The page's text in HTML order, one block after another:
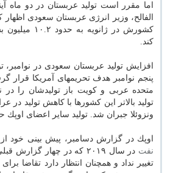
اما مقرر است تولید عربستان در دو ماه
الفالح، وزیر انرژی عربستان سعودی اظهار
كشورش در
كند.
افزایش تولید عربستان سعودی در نوامبر،
پنجم نوامبر هدف تحریمهای آمریكا قرار
متحده عربی و كویت باز تولیدشان را در
تولید بالاتر این كشورها با كاهش تولید در
ونزوئلا جبران شد. تولید سایر اعضای اوپك
اوپك در گزارش دسامبر، پیش بینی خود
نفت
در سال ۲۰۱۹ كه در چهار
تغییر نداد و همچنان انتظار دارد تقاضا برای